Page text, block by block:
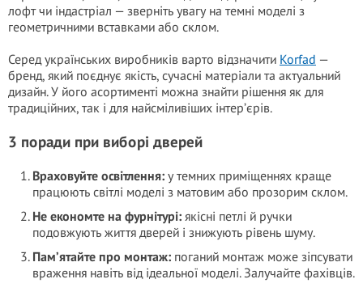
лофт чи індастріал — зверніть увагу на темні моделі з
геометричними вставками або склом.
Серед українських виробників варто відзначити Korfad —
бренд, який поєднує якість, сучасні матеріали та актуальний
дизайн. У його асортименті можна знайти рішення як для
традиційних, так і для найсміливіших інтер’єрів.
3 поради при виборі дверей
Враховуйте освітлення: у темних приміщеннях краще
працюють світлі моделі з матовим або прозорим склом.
Не економте на фурнітурі: якісні петлі й ручки
подовжують життя дверей і знижують рівень шуму.
Пам’ятайте про монтаж: поганий монтаж може зіпсувати
враження навіть від ідеальної моделі. Залучайте фахівців.